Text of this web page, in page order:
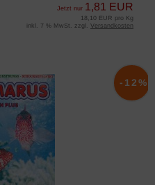
Jetzt nur 1,81 EUR
18,10 EUR pro Kg
inkl. 7 % MwSt. zzgl. Versandkosten
-12%